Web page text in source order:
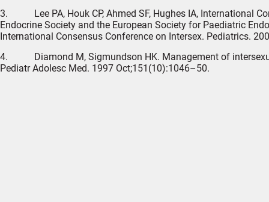
3. Lee PA, Houk CP, Ahmed SF, Hughes IA, International
Endocrine Society and the European Society for Paediatric
International Consensus Conference on Intersex. Pediatrics.
4. Diamond M, Sigmundson HK. Management of
Pediatr Adolesc Med. 1997 Oct;151(10):1046–50.